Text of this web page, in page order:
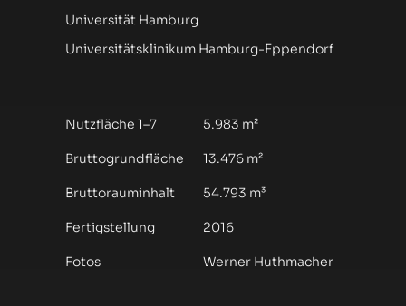
Universität Hamburg
Universitätsklinikum Hamburg-Eppendorf
Nutzfläche 1–7 5.983 m²
Bruttogrundfläche 13.476 m²
Bruttorauminhalt 54.793 m³
Fertigstellung 2016
Fotos Werner Huthmacher